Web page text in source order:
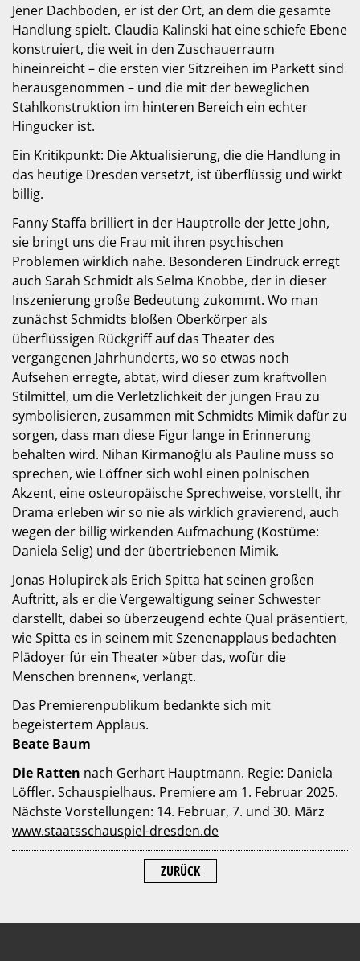
Jener Dachboden, er ist der Ort, an dem die gesamte
Handlung spielt. Claudia Kalinski hat eine schiefe Ebene
konstruiert, die weit in den Zuschauerraum
hineinreicht – die ersten vier Sitzreihen im Parkett sind
herausgenommen – und die mit der beweglichen
Stahlkonstruktion im hinteren Bereich ein echter
Hingucker ist.
Ein Kritikpunkt: Die Aktualisierung, die die Handlung in
das heutige Dresden versetzt, ist überflüssig und wirkt
billig.
Fanny Staffa brilliert in der Hauptrolle der Jette John,
sie bringt uns die Frau mit ihren psychischen
Problemen wirklich nahe. Besonderen Eindruck erregt
auch Sarah Schmidt als Selma Knobbe, der in dieser
Inszenierung große Bedeutung zukommt. Wo man
zunächst Schmidts bloßen Oberkörper als
überflüssigen Rückgriff auf das Theater des
vergangenen Jahrhunderts, wo so etwas noch
Aufsehen erregte, abtat, wird dieser zum kraftvollen
Stilmittel, um die Verletzlichkeit der jungen Frau zu
symbolisieren, zusammen mit Schmidts Mimik dafür zu
sorgen, dass man diese Figur lange in Erinnerung
behalten wird. Nihan Kirmanoğlu als Pauline muss so
sprechen, wie Löffner sich wohl einen polnischen
Akzent, eine osteuropäische Sprechweise, vorstellt, ihr
Drama erleben wir so nie als wirklich gravierend, auch
wegen der billig wirkenden Aufmachung (Kostüme:
Daniela Selig) und der übertriebenen Mimik.
Jonas Holupirek als Erich Spitta hat seinen großen
Auftritt, als er die Vergewaltigung seiner Schwester
darstellt, dabei so überzeugend echte Qual präsentiert,
wie Spitta es in seinem mit Szenenapplaus bedachten
Plädoyer für ein Theater »über das, wofür die
Menschen brennen«, verlangt.
Das Premierenpublikum bedankte sich mit
begeistertem Applaus.
Beate Baum
Die Ratten nach Gerhart Hauptmann. Regie: Daniela
Löffler. Schauspielhaus. Premiere am 1. Februar 2025.
Nächste Vorstellungen: 14. Februar, 7. und 30. März
www.staatsschauspiel-dresden.de
ZURÜCK